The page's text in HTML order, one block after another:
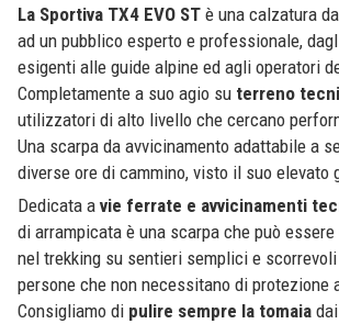
La Sportiva TX4 EVO ST è una calzatura
ad un pubblico esperto e professionale,
esigenti alle guide alpine ed agli operatori
Completamente a suo agio su terreno
utilizzatori di alto livello che cercano
Una scarpa da avvicinamento adattabile a
diverse ore di cammino, visto il suo elevato
Dedicata a vie ferrate e avvicinamenti
di arrampicata è una scarpa che può
nel trekking su sentieri semplici e
persone che non necessitano di protezione
Consigliamo di pulire sempre la tomaia